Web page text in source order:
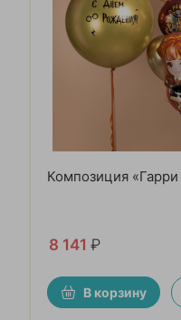
Композиция «Гарри
8 141 ₽
В корзину